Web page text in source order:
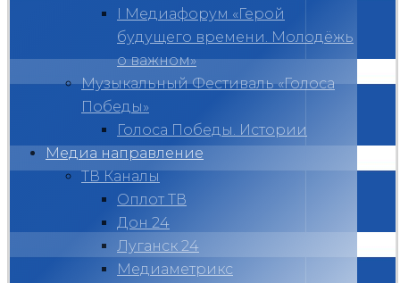
I Медиафорум «Герой
будущего времени. Молодёжь
о важном»
Музыкальный Фестиваль «Голоса
Победы»
Голоса Победы. Истории
Медиа направление
ТВ Каналы
Оплот ТВ
Дон 24
Луганск 24
Медиаметрикс